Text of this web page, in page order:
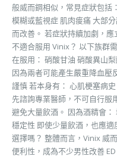
般威而鋼相似，常見症狀包括
模糊或藍視症 肌肉痠痛 大部
而改善。 若症狀持續加劇，
不適合服用 Vinix？ 以下族群
在服用： 硝酸甘油 硝酸異山
因為兩者可能產生嚴重降血壓
謹慎 若本身有： 心肌梗塞病
先諮詢專業醫師，不可自行服
避免大量飲酒。 因為酒精會
穩定性 即使少量飲酒，也應
選擇嗎？ 整體而言，Vinix 威
便利性，成為不少男性改善